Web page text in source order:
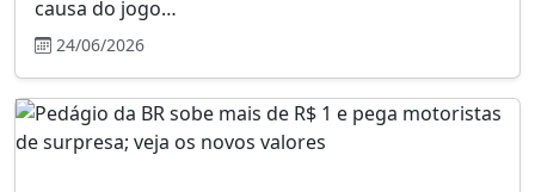
causa do jogo…
24/06/2026